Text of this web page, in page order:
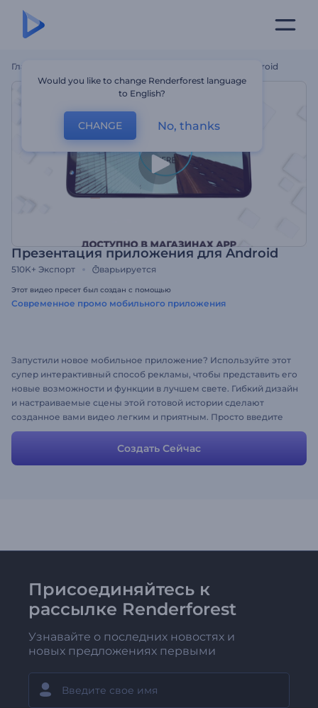
Главная Презентация Приложения Для Android
Презентация приложения для Android
510K+ Экспорт варьируется
Этот видео пресет был создан с помощью
Современное промо мобильного приложения
Запустили новое мобильное приложение? Используйте этот
супер интерактивный способ рекламы, чтобы представить его
новые возможности и функции в лучшем свете. Гибкий дизайн
и настраиваемые сцены этой готовой истории сделают
созданное вами видео легким и приятным. Просто введите
текст, загрузите скриншоты, и Ваше видео будет готово всего
Создать Сейчас
Присоединяйтесь к
рассылке Renderforest
Узнавайте о последних новостях и
новых предложениях первыми
Would you like to change Renderforest language
to English?
CHANGE No, thanks